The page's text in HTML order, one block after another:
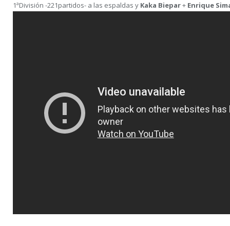
1ªDivisión -221partidos- a las espaldas y Kaka Biepar+ Enrique